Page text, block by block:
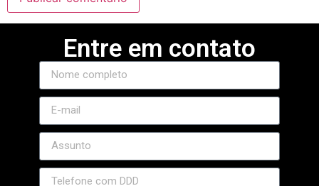
Panel
Entre em contato